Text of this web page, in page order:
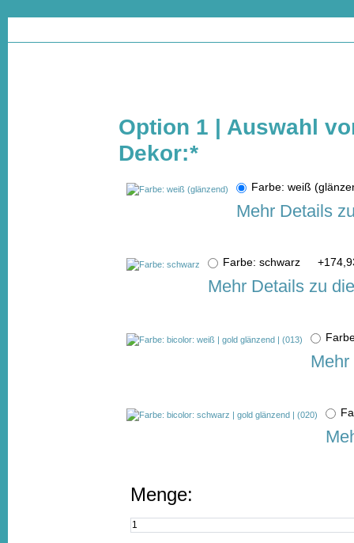
Option 1 | Auswahl
Dekor:*
Farbe: weiß
Mehr Details
Farbe: schwarz +
Mehr Details zu
Menge: